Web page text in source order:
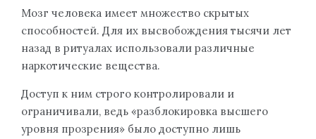
Мозг человека имеет множество скрытых
способностей. Для их высвобождения тысячи лет
назад в ритуалах использовали различные
наркотические вещества.
Доступ к ним строго контролировали и
ограничивали, ведь «разблокировка высшего
уровня прозрения» было доступно лишь